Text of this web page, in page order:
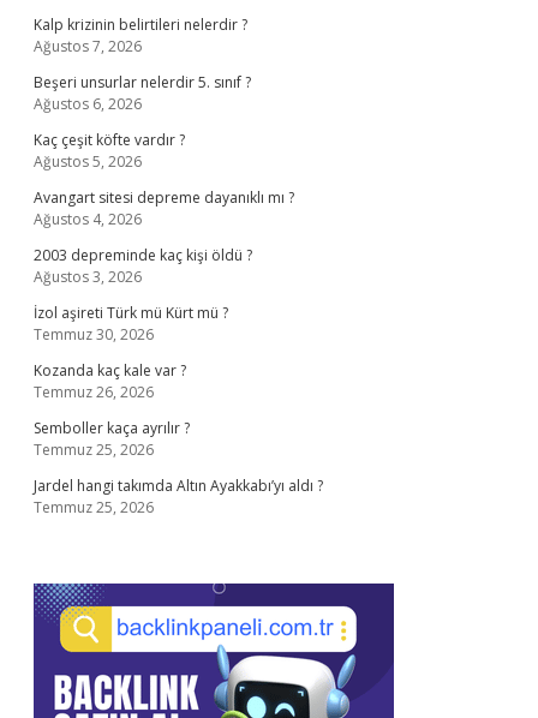
Kalp krizinin belirtileri nelerdir ?
Ağustos 7, 2026
Beşeri unsurlar nelerdir 5. sınıf ?
Ağustos 6, 2026
Kaç çeşit köfte vardır ?
Ağustos 5, 2026
Avangart sitesi depreme dayanıklı mı ?
Ağustos 4, 2026
2003 depreminde kaç kişi öldü ?
Ağustos 3, 2026
İzol aşireti Türk mü Kürt mü ?
Temmuz 30, 2026
Kozanda kaç kale var ?
Temmuz 26, 2026
Semboller kaça ayrılır ?
Temmuz 25, 2026
Jardel hangi takımda Altın Ayakkabı’yı aldı ?
Temmuz 25, 2026